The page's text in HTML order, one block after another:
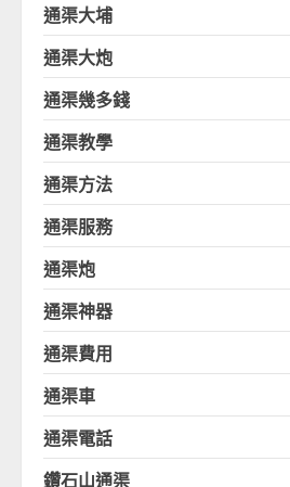
通渠大埔
通渠大炮
通渠幾多錢
通渠教學
通渠方法
通渠服務
通渠炮
通渠神器
通渠費用
通渠車
通渠電話
鑽石山通渠